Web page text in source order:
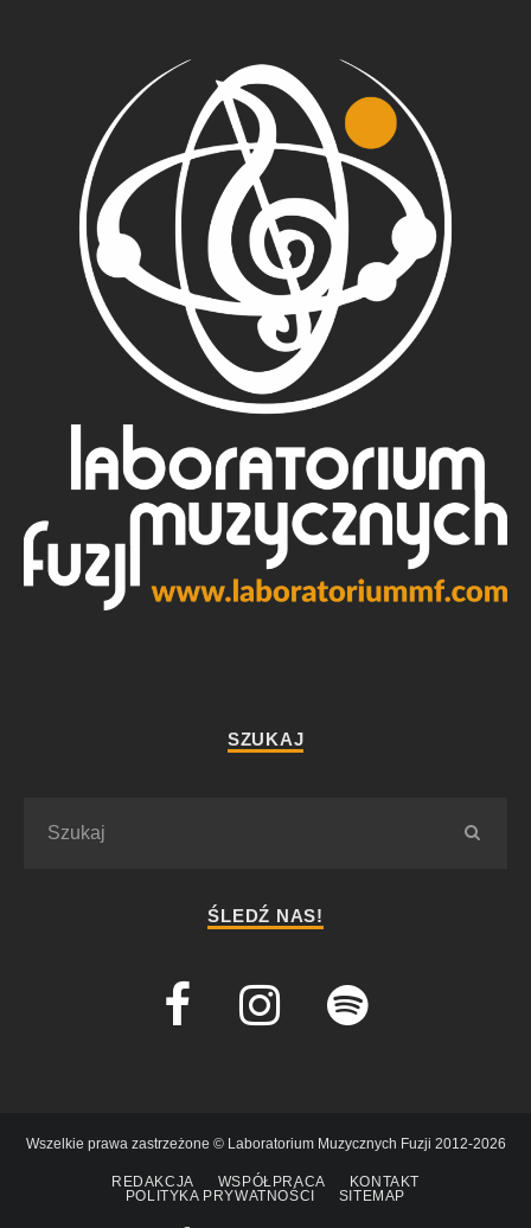
SZUKAJ
ŚLEDŹ NAS!
Wszelkie prawa zastrzeżone © Laboratorium Muzycznych Fuzji 2012-2026
REDAKCJA WSPÓŁPRACA
KONTAKT
POLITYKA PRYWATNOŚCI
SITEMAP